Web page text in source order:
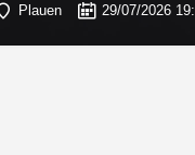
Plauen 29/07/2026